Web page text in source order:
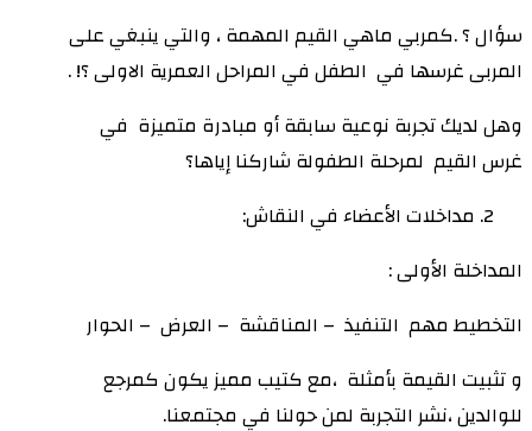
سؤال ؟ .كمربي ماهي القيم المهمة ، والتي ينبغي على
المربى غرسها في الطفل في المراحل العمرية الاولى ؟! .
وهل لديك تجربة نوعية سابقة أو مبادرة متميزة في
غرس القيم لمرحلة الطفولة شاركنا إياها؟
مداخلات الأعضاء في النقاش:
المداخلة الأولى :
التخطيط مهم التنفيذ – المناقشة – العرض – الحوار
و تثبيت القيمة بأمثلة ،مع كتيب مميز يكون كمرجع
للوالدين ،نشر التجربة لمن حولنا في مجتمعنا.